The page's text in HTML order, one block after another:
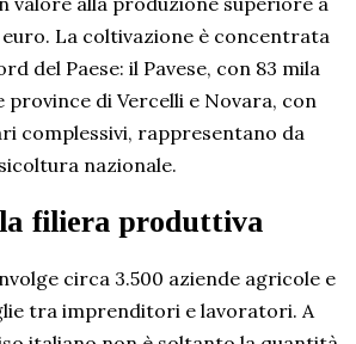
La coltivazione è concentrata
del Paese: il Pavese, con 83 mila
di Vercelli e Novara, con
complessivi, rappresentano da
nazionale.
filiera produttiva
circa 3.500 aziende agricole e
tra imprenditori e lavoratori. A